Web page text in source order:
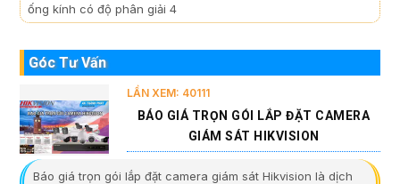
ống kính có độ phân giải 4
Góc Tư Vấn
LẦN XEM: 40111
BÁO GIÁ TRỌN GÓI LẮP ĐẶT CAMERA
GIÁM SÁT HIKVISION
Báo giá trọn gói lắp đặt camera giám sát Hikvision là dịch